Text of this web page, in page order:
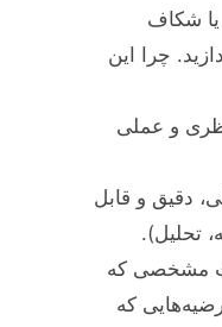
شکاف
چرا این
و عملی
دقیق و قابل
تحلیل).
مشخصی که
که